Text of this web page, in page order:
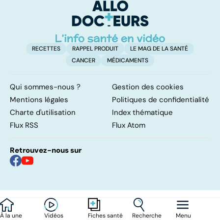
À la une Vidéos Fiches santé Recherche Menu
RECETTES RAPPEL PRODUIT
LE MAG DE LA SANTÉ
CANCER
MÉDICAMENTS
Qui sommes-nous ?
Gestion des cookies
Mentions légales
Politiques de confidentialité
Charte d'utilisation
Index thématique
Flux RSS
Flux Atom
Retrouvez-nous sur